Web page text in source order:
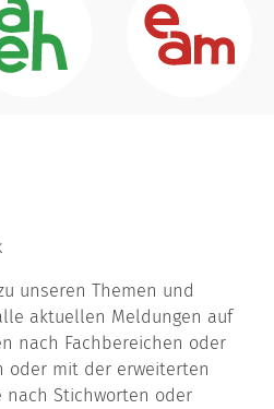
unseren Themen und
aktuellen Meldungen auf
nach Fachbereichen oder
oder mit der erweiterten
nach Stichworten oder